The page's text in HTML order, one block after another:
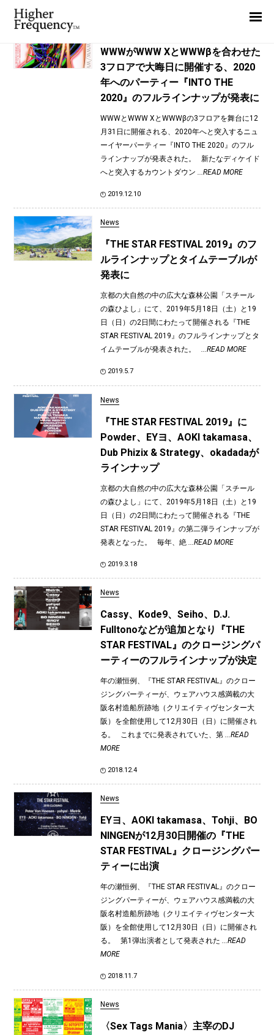
TAG: EYヨ
WWWがWWW XとWWWβを合わせた
3フロアで大晦日に開催する、2020
年へのパーティー『INTO THE
2020』のフルラインナップが発表に
WWWとWWW XとWWWβの3フロアを舞台に12
月31日に開催される、2020年へと突入するニュ
ーイヤーパーティー『INTO THE 2020』のフル
ラインナップが発表された。 新たなディケイド
へと突入するカウントダウン ...READ MORE
2019.12.10
News
『THE STAR FESTIVAL 2019』のフ
ルラインナップとタイムテーブルが
発表に
京都の大自然の中の広大な森林公園「スチール
の森ひよし」にて、2019年5月18日（土）と19
日（日）の2日間にわたって開催される『THE
STAR FESTIVAL 2019』のフルラインナップとタ
イムテーブルが発表された。 ...READ MORE
2019.5.7
News
『THE STAR FESTIVAL 2019』に
Powder、EYヨ、AOKI takamasa、
Dub Phizix & Strategy、okadadaが
ラインナップ
京都の大自然の中の広大な森林公園「スチール
の森ひよし」にて、2019年5月18日（土）と19
日（日）の2日間にわたって開催される『THE
STAR FESTIVAL 2019』の第二弾ラインナップが
発表となった。 毎年、絶
...READ MORE
2019.3.18
News
Cassy、Kode9、Seiho、D.J.
Fulltonoなどが追加となり『THE
STAR FESTIVAL』のクロージングパ
ーティーのフルラインナップが決定
年の瀬恒例、『THE STAR FESTIVAL』のクロー
ジングパーティーが、ウェアハウス感満載の大
阪名村造船所跡地（クリエイティヴセンター大
阪）を全館使用して12月30日（日）に開催され
る。 これまでに発表されていた、第
...READ
MORE
2018.12.4
News
EYヨ、AOKI takamasa、Tohji、BO
NINGENが12月30日開催の『THE
STAR FESTIVAL』クロージングパー
ティーに出演
年の瀬恒例、『THE STAR FESTIVAL』のクロー
ジングパーティーが、ウェアハウス感満載の大
阪名村造船所跡地（クリエイティヴセンター大
阪）を全館使用して12月30日（日）に開催され
る。 第1弾出演者として発表された ...READ
MORE
2018.11.7
News
〈Sex Tags Mania〉主宰のDJ
News
Interview
Highlight
Report